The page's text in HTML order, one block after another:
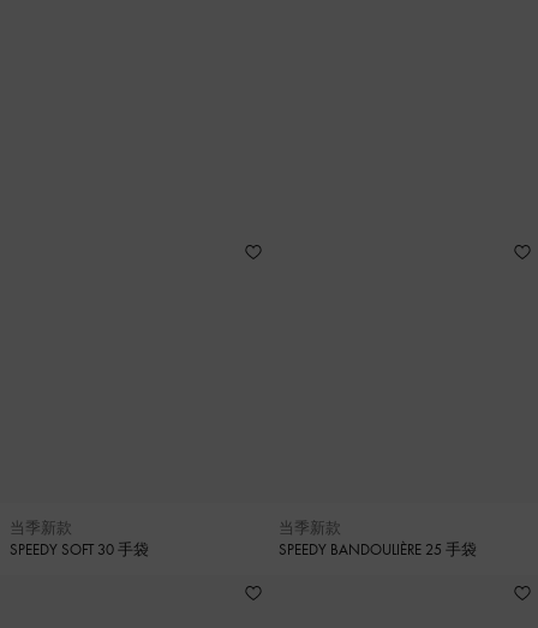
当季新款
SPEEDY SOFT 30 手袋
当季新款
SPEEDY BANDOULIÈRE 25 手袋